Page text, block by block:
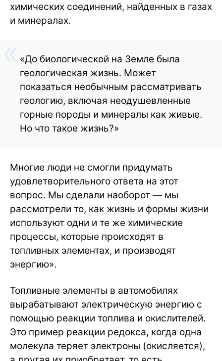
химических соединений, найденных в газах
и минералах.
«До биологической на Земле была
геологическая жизнь. Может
показаться необычным рассматривать
геологию, включая неодушевленные
горные породы и минералы как живые.
Но что такое жизнь?»
Многие люди не смогли придумать
удовлетворительного ответа на этот
вопрос. Мы сделали наоборот — мы
рассмотрели то, как жизнь и формы жизни
используют одни и те же химические
процессы, которые происходят в
топливных элементах, и производят
энергию».
Топливные элементы в автомобилях
вырабатывают электрическую энергию с
помощью реакции топлива и окислителей.
Это пример реакции редокса, когда одна
молекула теряет электроны (окисляется),